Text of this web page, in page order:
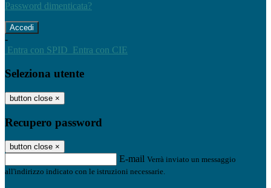
Password dimenticata?
-
Entra con SPID Entra con CIE
Seleziona utente
button close ×
Recupero password
button close ×
E-mail Verrà inviato un messaggio
all'indirizzo indicato con le istruzioni necessarie.